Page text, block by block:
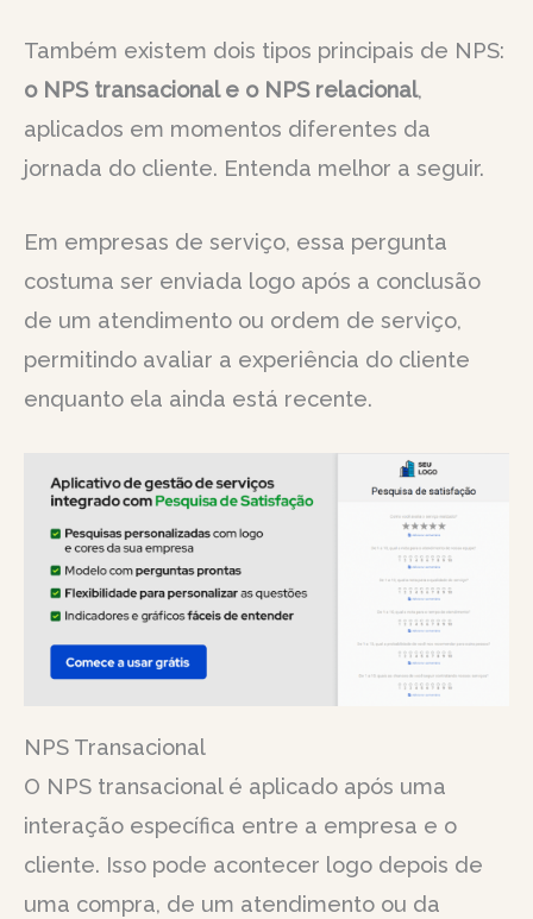
Também existem dois tipos principais de NPS:
o NPS transacional e o NPS relacional,
aplicados em momentos diferentes da
jornada do cliente. Entenda melhor a seguir.
Em empresas de serviço, essa pergunta
costuma ser enviada logo após a conclusão
de um atendimento ou ordem de serviço,
permitindo avaliar a experiência do cliente
enquanto ela ainda está recente.
NPS Transacional
O NPS transacional é aplicado após uma
interação específica entre a empresa e o
cliente. Isso pode acontecer logo depois de
uma compra, de um atendimento ou da